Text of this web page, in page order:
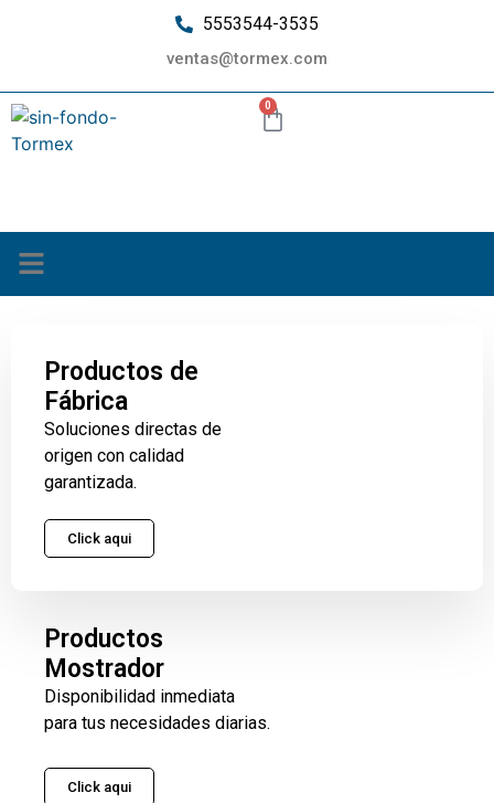
5553544-3535
ventas@tormex.com
0
Productos de
Fábrica
Soluciones directas de
origen con calidad
garantizada.
Click aqui
Productos
Mostrador
Disponibilidad inmediata
para tus necesidades diarias.
Click aqui